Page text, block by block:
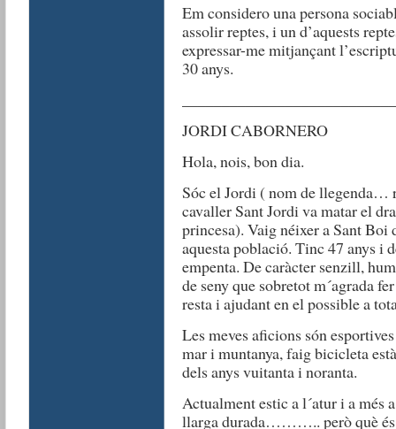
Em considero una persona
assolir reptes, i un d’aquests
expressar-me mitjançant
30 anys.
JORDI CABORNERO
Hola, nois, bon dia.
Sóc el Jordi ( nom de llegenda…
cavaller Sant Jordi va matar el
princesa). Vaig néixer a Sant
aquesta població. Tinc 47 anys i
empenta. De caràcter senzill,
de seny que sobretot m´agrada
resta i ajudant en el possible a
Les meves aficions són
mar i muntanya, faig bicicleta
dels anys vuitanta i noranta.
Actualment estic a l´atur i a
llarga durada……….. però què és